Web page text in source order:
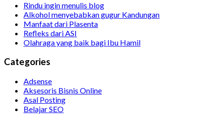
Rindu ingin menulis blog
Alkohol menyebabkan gugur Kandungan
Manfaat dari Plasenta
Refleks dari ASI
Olahraga yang baik bagi Ibu Hamil
Categories
Adsense
Aksesoris Bisnis Online
Asal Posting
Belajar SEO